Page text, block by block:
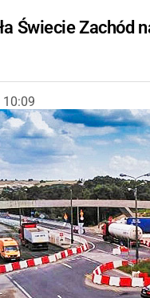
Świecie Zachód
10:09